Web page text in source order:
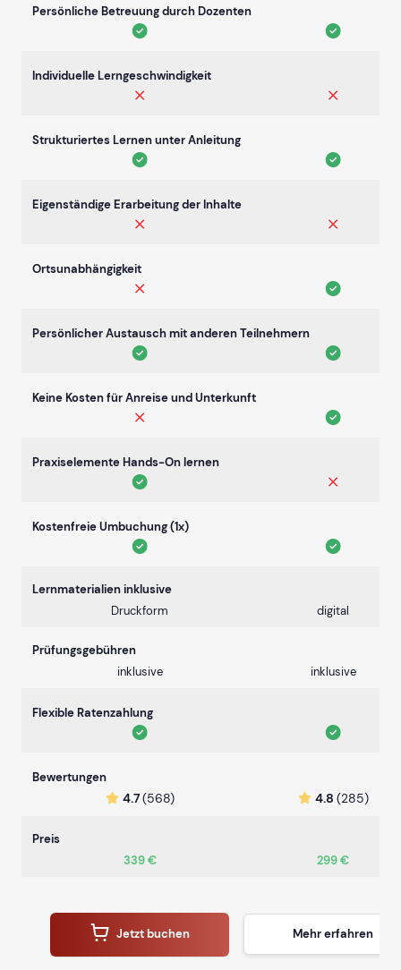
Persönliche Betreuung durch Dozenten
Individuelle Lerngeschwindigkeit
Strukturiertes Lernen unter Anleitung
Eigenständige Erarbeitung der Inhalte
Ortsunabhängigkeit
Persönlicher Austausch mit anderen Teilnehmern
Keine Kosten für Anreise und Unterkunft
Praxiselemente Hands-On lernen
Kostenfreie Umbuchung (1x)
Lernmaterialien inklusive
Druckform
digital
Prüfungsgebühren
inklusive
inklusive
Flexible Ratenzahlung
Bewertungen
4.7(568) 4.8 (285)
Preis
339 €
299 €
Jetzt buchen Mehr erfahren